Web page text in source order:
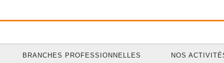
BRANCHES PROFESSIONNELLES NOS